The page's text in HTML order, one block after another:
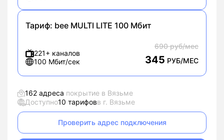
Тариф: bee MULTI LITE 100 Мбит
221+ каналов
100 Мбит/сек
690 руб/мес
345 РУБ/МЕС
162 адреса покрытие в Вязьме
Доступно10 тарифовв г. Вязьме
Проверить адрес подключения